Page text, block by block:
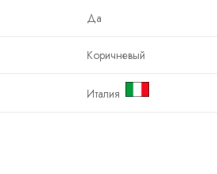
Да
Коричневый
Италия